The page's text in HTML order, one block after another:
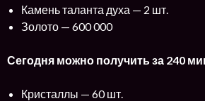
Камень таланта духа — 2 шт.
Золото — 600 000
Сегодня можно получить за 240
Кристаллы — 60 шт.